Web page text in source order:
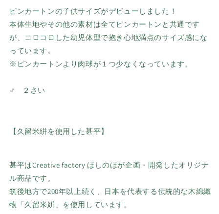
ピンカートンの子供サイズがデビューしました！
本体生地やその他の素材は全てピンカートンと共通です
が、コロコロした幼児体型で抱き心地満点のサイズ感にな
っています。
※ピンカートンより肉球が１つ少なくなっています。
♂ ２さい
【久留米絣を使用した甚平】
甚平はCreative factory ほしのほが企画・開発したオリジナ
ル商品です。
筑後地方で200年以上続く、日本を代表する伝統的な木綿織
物「久留米絣」を使用しています。